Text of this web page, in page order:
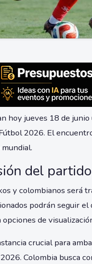
hoy jueves 18 de
2026. El
del partido
y colombianos será
podrán seguir
de
crucial para
Colombia busca